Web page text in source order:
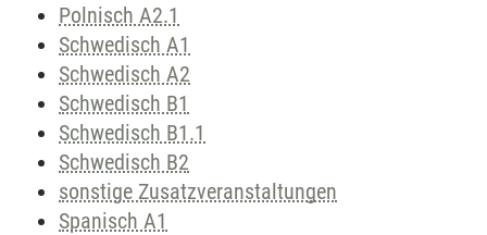
Polnisch A2.1
Schwedisch A1
Schwedisch A2
Schwedisch B1
Schwedisch B1.1
Schwedisch B2
sonstige Zusatzveranstaltungen
Spanisch A1